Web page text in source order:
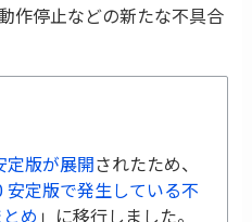
作停止などの新たな不具合
定版が展開されたため、
定版で発生している不
め 」に移行しました。